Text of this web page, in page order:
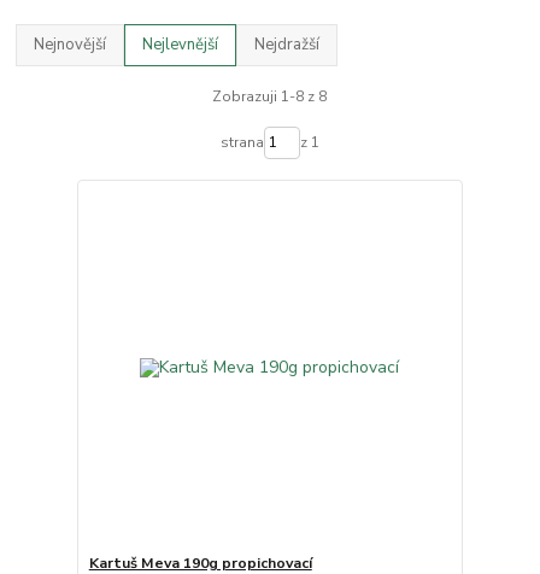
Nejnovější Nejlevnější Nejdražší
Zobrazuji 1-8 z 8
strana z 1
Kartuš Meva 190g propichovací